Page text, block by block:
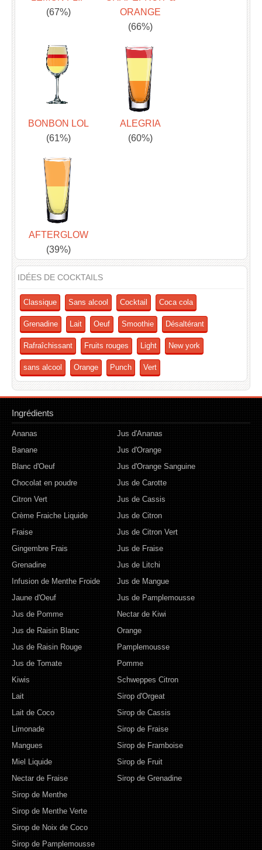
(67%)
ORANGE
(66%)
BONBON LOL
(61%)
ALEGRIA
(60%)
AFTERGLOW
(39%)
IDÉES DE COCKTAILS
Classique Sans alcool Cocktail Coca cola
Grenadine Lait Oeuf Smoothie Désaltérant
Rafraîchissant Fruits rouges Light New york
sans alcool Orange Punch Vert
Ingrédients
Ananas
Banane
Blanc d'Oeuf
Chocolat en poudre
Citron Vert
Crème Fraiche Liquide
Fraise
Gingembre Frais
Grenadine
Infusion de Menthe Froide
Jaune d'Oeuf
Jus d'Ananas
Jus d'Orange
Jus d'Orange Sanguine
Jus de Carotte
Jus de Cassis
Jus de Citron
Jus de Citron Vert
Jus de Fraise
Jus de Litchi
Jus de Mangue
Jus de Pamplemousse
Jus de Pomme
Jus de Raisin Blanc
Jus de Raisin Rouge
Jus de Tomate
Kiwis
Lait
Lait de Coco
Limonade
Mangues
Miel Liquide
Nectar de Fraise
Nectar de Kiwi
Orange
Pamplemousse
Pomme
Schweppes Citron
Sirop d'Orgeat
Sirop de Cassis
Sirop de Fraise
Sirop de Framboise
Sirop de Fruit
Sirop de Grenadine
Sirop de Menthe
Sirop de Menthe Verte
Sirop de Noix de Coco
Sirop de Pamplemousse